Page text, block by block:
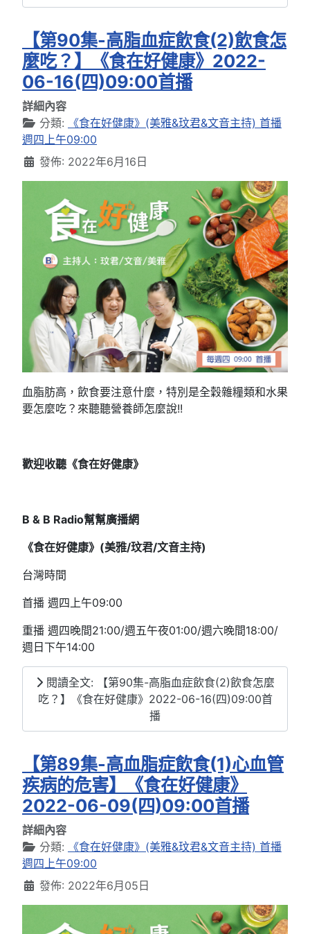
【第90集-高脂血症飲食(2)飲食怎
麼吃？】《食在好健康》2022-
06-16(四)09:00首播
詳細內容
分類:
《食在好健康》(美雅&玟君&文音主持) 首播
週四上午09:00
發佈: 2022年6月16日
血脂肪高，飲食要注意什麼，特別是全穀雜糧類和水果
要怎麼吃？來聽聽營養師怎麼說!!
歡迎收聽《食在好健康》
B & B Radio幫幫廣播網
《食在好健康》(美雅/玟君/文音主持)
台灣時間
首播 週四上午09:00
重播 週四晚間21:00/週五午夜01:00/週六晚間18:00/
週日下午14:00
閱讀全文: 【第90集-高脂血症飲食(2)飲食怎麼
吃？】《食在好健康》2022-06-16(四)09:00首
播
【第89集-高血脂症飲食(1)心血管
疾病的危害】《食在好健康》
2022-06-09(四)09:00首播
詳細內容
分類:
《食在好健康》(美雅&玟君&文音主持) 首播
週四上午09:00
發佈: 2022年6月05日